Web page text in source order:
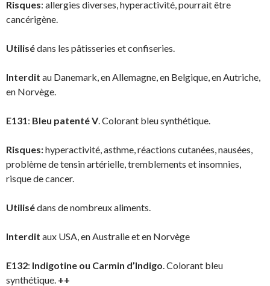
Risques: allergies diverses, hyperactivité, pourrait être
cancérigène.
Utilisédans les pâtisseries et confiseries.
Interdit au Danemark, en Allemagne, en Belgique, en Autriche,
en Norvège.
E131: Bleu patenté V. Colorant bleu synthétique.
Risques:hyperactivité, asthme, réactions cutanées, nausées,
problème de tensin artérielle, tremblements et insomnies,
risque de cancer.
Utilisédans de nombreux aliments.
Interdit aux USA, en Australie et en Norvège
E132: Indigotine ou Carmin d’Indigo. Colorant bleu
synthétique. ++